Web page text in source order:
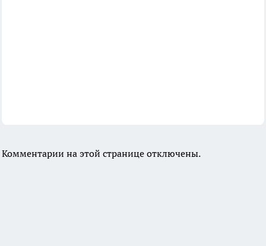
Комментарии на этой странице отключены.